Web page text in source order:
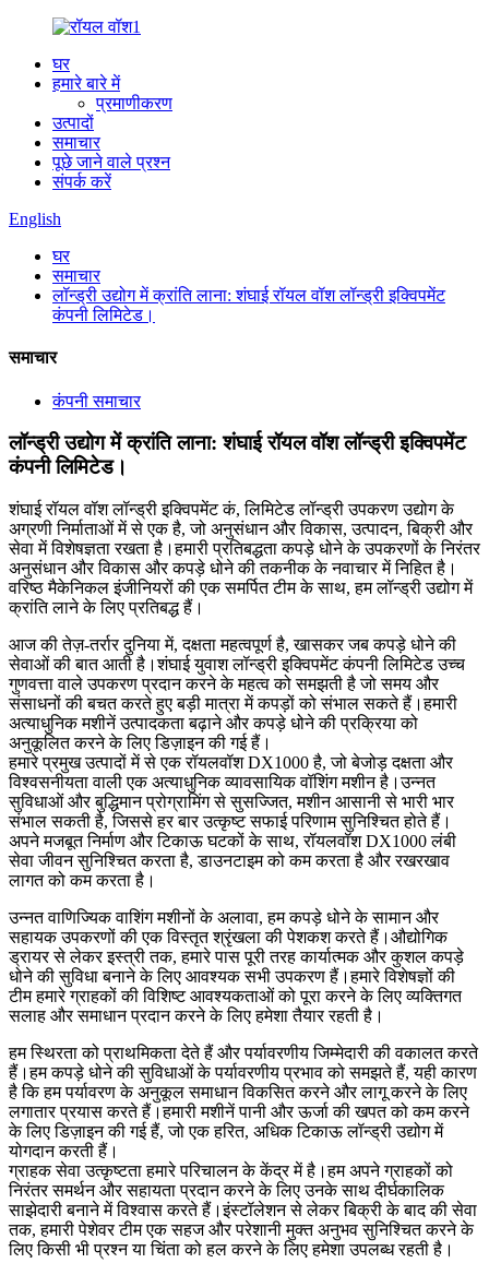
घर
हमारे बारे में
प्रमाणीकरण
उत्पादों
समाचार
पूछे जाने वाले प्रश्न
संपर्क करें
English
घर
समाचार
लॉन्ड्री उद्योग में क्रांति लाना: शंघाई रॉयल वॉश लॉन्ड्री इक्विपमेंट
कंपनी लिमिटेड।
समाचार
कंपनी समाचार
लॉन्ड्री उद्योग में क्रांति लाना: शंघाई रॉयल वॉश लॉन्ड्री इक्विपमेंट
कंपनी लिमिटेड।
शंघाई रॉयल वॉश लॉन्ड्री इक्विपमेंट कं, लिमिटेड लॉन्ड्री उपकरण उद्योग के
अग्रणी निर्माताओं में से एक है, जो अनुसंधान और विकास, उत्पादन, बिक्री और
सेवा में विशेषज्ञता रखता है।हमारी प्रतिबद्धता कपड़े धोने के उपकरणों के निरंतर
अनुसंधान और विकास और कपड़े धोने की तकनीक के नवाचार में निहित है।
वरिष्ठ मैकेनिकल इंजीनियरों की एक समर्पित टीम के साथ, हम लॉन्ड्री उद्योग में
क्रांति लाने के लिए प्रतिबद्ध हैं।
आज की तेज़-तर्रार दुनिया में, दक्षता महत्वपूर्ण है, खासकर जब कपड़े धोने की
सेवाओं की बात आती है।शंघाई युवाश लॉन्ड्री इक्विपमेंट कंपनी लिमिटेड उच्च
गुणवत्ता वाले उपकरण प्रदान करने के महत्व को समझती है जो समय और
संसाधनों की बचत करते हुए बड़ी मात्रा में कपड़ों को संभाल सकते हैं।हमारी
अत्याधुनिक मशीनें उत्पादकता बढ़ाने और कपड़े धोने की प्रक्रिया को
अनुकूलित करने के लिए डिज़ाइन की गई हैं।
हमारे प्रमुख उत्पादों में से एक रॉयलवॉश DX1000 है, जो बेजोड़ दक्षता और
विश्वसनीयता वाली एक अत्याधुनिक व्यावसायिक वॉशिंग मशीन है।उन्नत
सुविधाओं और बुद्धिमान प्रोग्रामिंग से सुसज्जित, मशीन आसानी से भारी भार
संभाल सकती है, जिससे हर बार उत्कृष्ट सफाई परिणाम सुनिश्चित होते हैं।
अपने मजबूत निर्माण और टिकाऊ घटकों के साथ, रॉयलवॉश DX1000 लंबी
सेवा जीवन सुनिश्चित करता है, डाउनटाइम को कम करता है और रखरखाव
लागत को कम करता है।
उन्नत वाणिज्यिक वाशिंग मशीनों के अलावा, हम कपड़े धोने के सामान और
सहायक उपकरणों की एक विस्तृत श्रृंखला की पेशकश करते हैं।औद्योगिक
ड्रायर से लेकर इस्त्री तक, हमारे पास पूरी तरह कार्यात्मक और कुशल कपड़े
धोने की सुविधा बनाने के लिए आवश्यक सभी उपकरण हैं।हमारे विशेषज्ञों की
टीम हमारे ग्राहकों की विशिष्ट आवश्यकताओं को पूरा करने के लिए व्यक्तिगत
सलाह और समाधान प्रदान करने के लिए हमेशा तैयार रहती है।
हम स्थिरता को प्राथमिकता देते हैं और पर्यावरणीय जिम्मेदारी की वकालत करते
हैं।हम कपड़े धोने की सुविधाओं के पर्यावरणीय प्रभाव को समझते हैं, यही कारण
है कि हम पर्यावरण के अनुकूल समाधान विकसित करने और लागू करने के लिए
लगातार प्रयास करते हैं।हमारी मशीनें पानी और ऊर्जा की खपत को कम करने
के लिए डिज़ाइन की गई हैं, जो एक हरित, अधिक टिकाऊ लॉन्ड्री उद्योग में
योगदान करती हैं।
ग्राहक सेवा उत्कृष्टता हमारे परिचालन के केंद्र में है।हम अपने ग्राहकों को
निरंतर समर्थन और सहायता प्रदान करने के लिए उनके साथ दीर्घकालिक
साझेदारी बनाने में विश्वास करते हैं।इंस्टॉलेशन से लेकर बिक्री के बाद की सेवा
तक, हमारी पेशेवर टीम एक सहज और परेशानी मुक्त अनुभव सुनिश्चित करने के
लिए किसी भी प्रश्न या चिंता को हल करने के लिए हमेशा उपलब्ध रहती है।